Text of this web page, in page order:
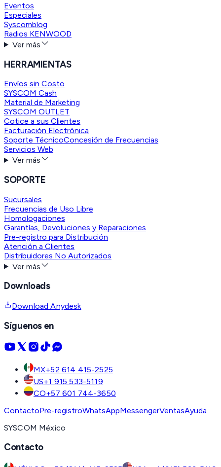
Eventos
Especiales
Syscomblog
Radios KENWOOD
Ver más
HERRAMIENTAS
Envíos sin Costo
SYSCOM Cash
Material de Marketing
SYSCOM OUTLET
Cotice a sus Clientes
Facturación Electrónica
Soporte TécnicoConcesión de Frecuencias
Servicios Web
Ver más
SOPORTE
Sucursales
Frecuencias de Uso Libre
Homologaciones
Garantías, Devoluciones y Reparaciones
Pre-registro para Distribución
Atención a Clientes
Distribuidores No Autorizados
Ver más
Downloads
Download Anydesk
Síguenos en
MX+52 614 415-2525
US+1 915 533-5119
CO+57 601 744-3650
ContactoPre-registroWhatsAppMessengerVentasAyuda
SYSCOM México
Contacto